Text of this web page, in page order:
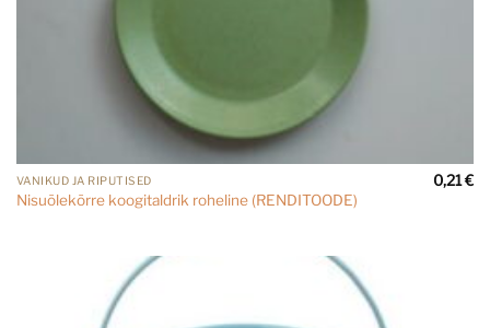
VANIKUD JA RIPUTISED
Nisuõlekõrre koogitaldrik roheline (RENDITOODE)
0,21€